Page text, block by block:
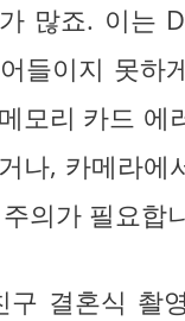
많죠. 이는
들이지 못하
모리 카드 에
나, 카메라에
의가 필요합
구 결혼식 촬